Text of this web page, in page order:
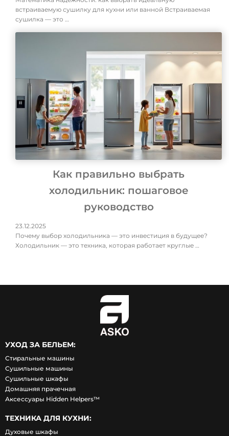
встраиваемую сушилку для кухни или ванной Встраиваемая
сушилка — это …
Как правильно выбрать
холодильник: пошаговое
руководство
23.12.2025
Почему выбор холодильника — это инвестиция в будущее?
Холодильник — это техника, которая работает круглые …
УХОД ЗА БЕЛЬЕМ:
Стиральные машины
Сушильные машины
Сушильные шкафы
Домашняя прачечная
Аксессуары Hidden Helpers™
ТЕХНИКА ДЛЯ КУХНИ:
Духовые шкафы